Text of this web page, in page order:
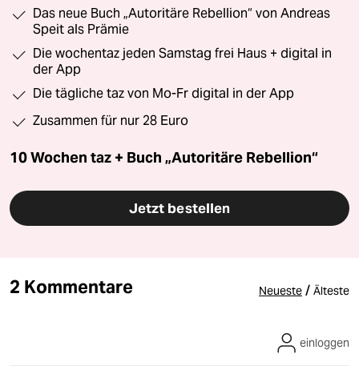
Das neue Buch „Autoritäre Rebellion“ von Andreas
Speit als Prämie
Die wochentaz jeden Samstag frei Haus + digital in
der App
Die tägliche taz von Mo-Fr digital in der App
Zusammen für nur 28 Euro
10 Wochen taz + Buch „Autoritäre Rebellion“
Jetzt bestellen
2 Kommentare Neueste / Älteste
einloggen